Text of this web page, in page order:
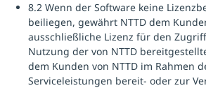
8.2 Wenn der Software keine
beiliegen, gewährt NTTD dem
ausschließliche Lizenz für den
Nutzung der von NTTD
dem Kunden von NTTD im Rahmen
Serviceleistungen bereit- oder zur